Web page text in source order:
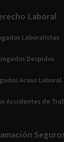
Laboral
Laboralistas
Despidos
Acoso Laboral
Accidentes de